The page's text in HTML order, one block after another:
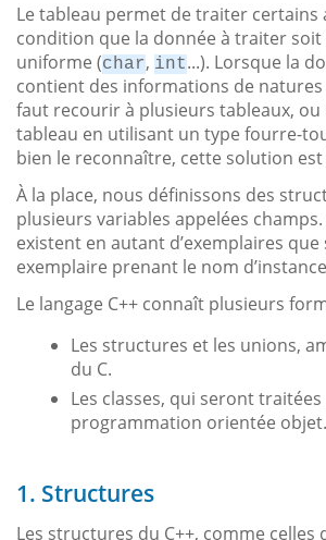
Le tableau permet de traiter certains
condition que la donnée à traiter soit
uniforme (char, int...). Lorsque la
contient des informations de
faut recourir à plusieurs tableaux, ou
tableau en utilisant un type fourre-
bien le reconnaître, cette solution
À la place, nous définissons des
plusieurs variables appelées champs.
existent en autant d’exemplaires
exemplaire prenant le nom
Le langage C++ connaît plusieurs
Les structures et les unions,
du C.
Les classes, qui seront
programmation orientée objet.
1. Structures
Les structures du C++, comme celles